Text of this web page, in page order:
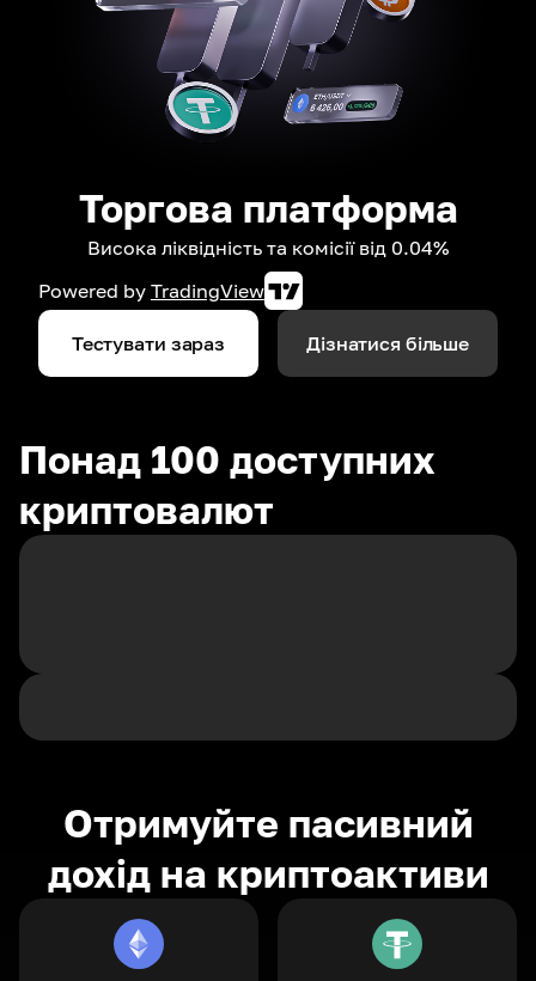
Торгова платформа
Висока ліквідність та комісії від 0.04%
Powered by TradingView
Тестувати зараз Дізнатися більше
Понад 100 доступних
криптовалют
Отримуйте пасивний
дохід на криптоактиви